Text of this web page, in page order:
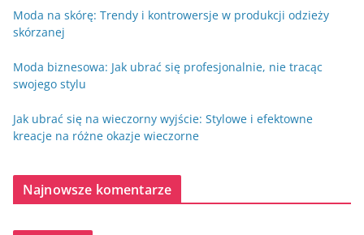
Moda na skórę: Trendy i kontrowersje w produkcji odzieży
skórzanej
Moda biznesowa: Jak ubrać się profesjonalnie, nie tracąc
swojego stylu
Jak ubrać się na wieczorny wyjście: Stylowe i efektowne
kreacje na różne okazje wieczorne
Najnowsze komentarze